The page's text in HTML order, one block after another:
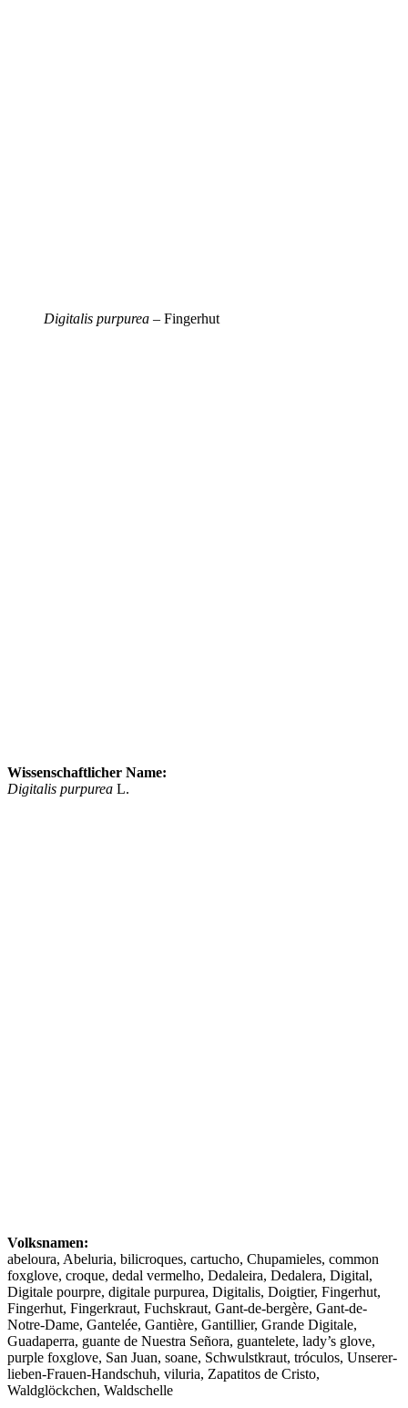
Digitalis purpurea – Fingerhut
Wissenschaftlicher Name:
Digitalis purpurea L.
Volksnamen:
abeloura, Abeluria, bilicroques, cartucho, Chupamieles, common
foxglove, croque, dedal vermelho, Dedaleira, Dedalera, Digital,
Digitale pourpre, digitale purpurea, Digitalis, Doigtier, Fingerhut,
Fingerhut, Fingerkraut, Fuchskraut, Gant-de-bergère, Gant-de-
Notre-Dame, Gantelée, Gantière, Gantillier, Grande Digitale,
Guadaperra, guante de Nuestra Señora, guantelete, lady’s glove,
purple foxglove, San Juan, soane, Schwulstkraut, tróculos, Unserer-
lieben-Frauen-Handschuh, viluria, Zapatitos de Cristo,
Waldglöckchen, Waldschelle